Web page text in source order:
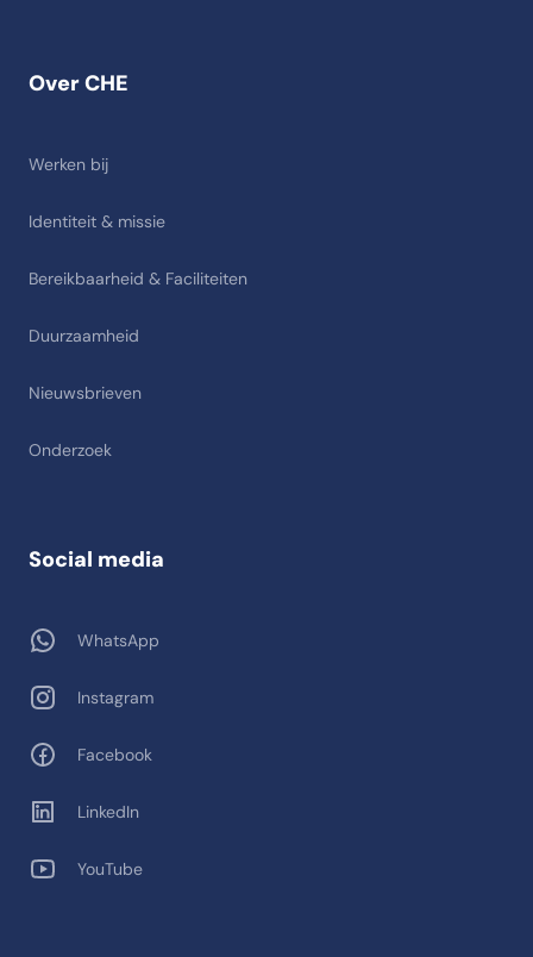
Over CHE
Werken bij
Identiteit & missie
Bereikbaarheid & Faciliteiten
Duurzaamheid
Nieuwsbrieven
Onderzoek
Social media
WhatsApp
Instagram
Facebook
LinkedIn
YouTube